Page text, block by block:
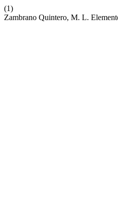
(1)
Zambrano Quintero, M. L.